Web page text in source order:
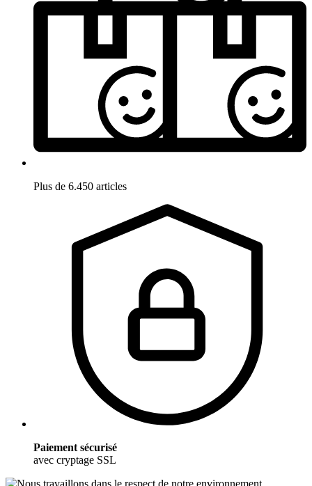
Plus de 6.450 articles
Paiement sécurisé
avec cryptage SSL